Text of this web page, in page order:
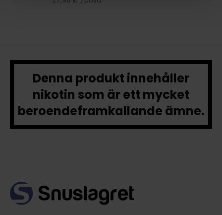
Denna produkt innehåller
nikotin som är ett mycket
beroendeframkallande ämne.